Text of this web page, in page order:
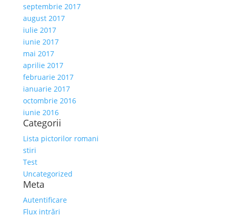
septembrie 2017
august 2017
iulie 2017
iunie 2017
mai 2017
aprilie 2017
februarie 2017
ianuarie 2017
octombrie 2016
iunie 2016
Categorii
Lista pictorilor romani
stiri
Test
Uncategorized
Meta
Autentificare
Flux intrări